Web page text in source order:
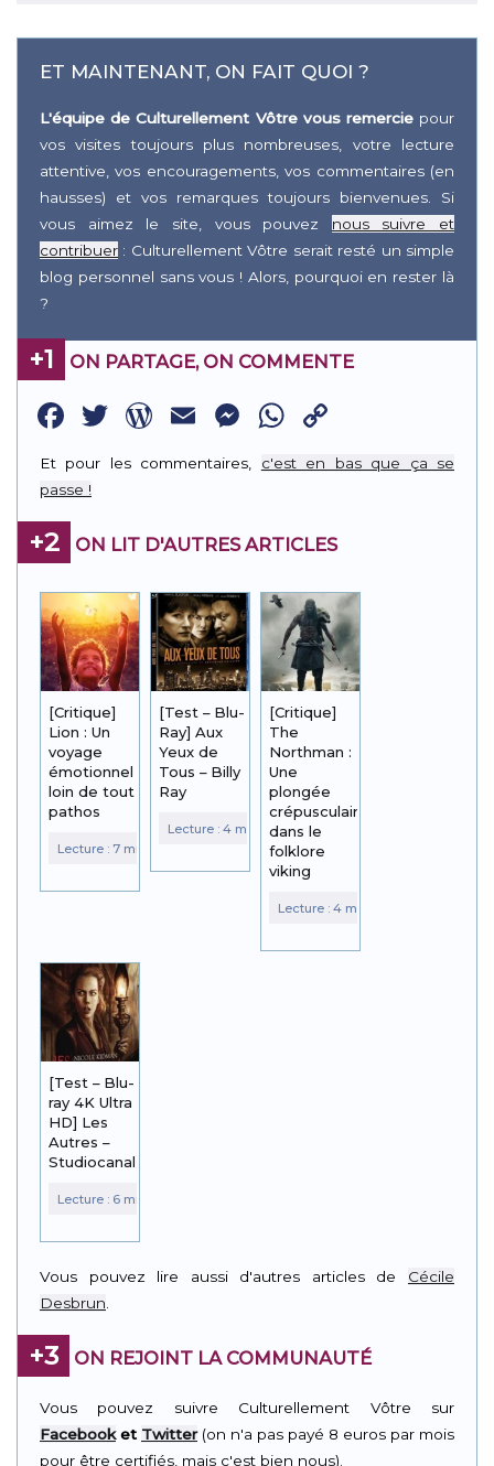
ET MAINTENANT, ON FAIT QUOI ?
L'équipe de Culturellement Vôtre vous remerciepour
vos visites toujours plus nombreuses, votre lecture
attentive, vos encouragements, vos commentaires (en
hausses) et vos remarques toujours bienvenues. Si
vous aimez le site, vous pouvez nous suivre et
contribuer : Culturellement Vôtre serait resté un simple
blog personnel sans vous ! Alors, pourquoi en rester là
?
+1 ON PARTAGE, ON COMMENTE
Facebook
Twitter
WordPress
EmailMessenger
WhatsApp
Link
Et pour les commentaires, c'est en bas que ça se
passe !
+2 ON LIT D'AUTRES ARTICLES
[Critique]
Lion : Un
voyage
émotionnel
loin de tout
pathos
[Test – Blu-
Ray] Aux
Yeux de
Tous – Billy
Ray
[Critique]
The
Northman :
Une
plongée
crépusculaire
dans le
folklore
viking
[Test – Blu-
ray 4K Ultra
HD] Les
Autres –
Studiocanal
Vous pouvez lire aussi d'autres articles de Cécile
Desbrun
+3 ON REJOINT LA COMMUNAUTÉ
Vous pouvez suivre Culturellement Vôtre sur
Facebooket Twitter(on n'a pas payé 8 euros par mois
pour être certifiés, mais c'est bien nous).